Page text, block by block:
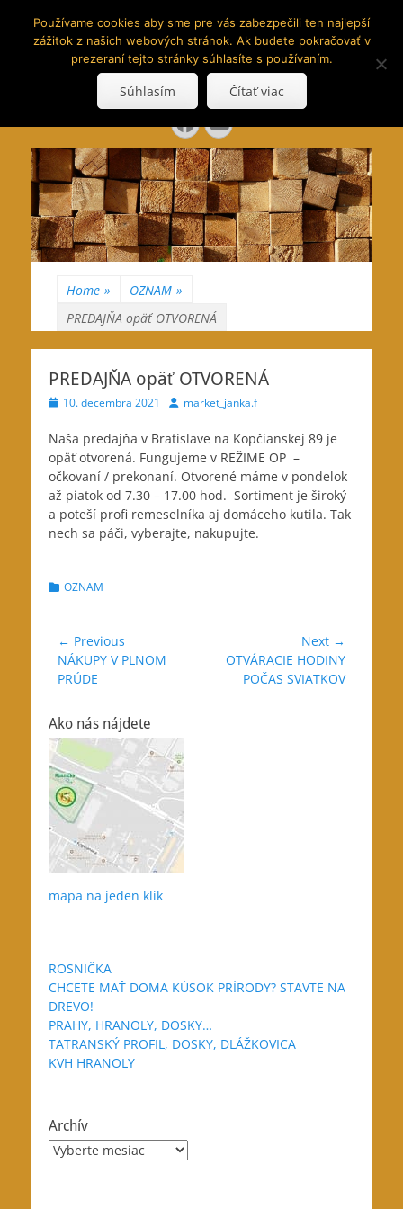
www.hranoly.sk
…kus prírody priamo k Vám
Search
Facebook
YouTube
Home » OZNAM »
PREDAJŇA opäť OTVORENÁ
PREDAJŇA opäť OTVORENÁ
Posted10. decembra 2021 Authormarket_janka.f
Naša predajňa v Bratislave na Kopčianskej 89 je
opäť otvorená. Fungujeme v REŽIME OP –
očkovaní / prekonaní. Otvorené máme v pondelok
až piatok od 7.30 – 17.00 hod. Sortiment je široký
a poteší profi remeselníka aj domáceho kutila. Tak
nech sa páči, vyberajte, nakupujte.
Categories
OZNAM
Navigácia
v
článku
← Previous
Previous
post:
NÁKUPY V PLNOM
PRÚDE
Next →
NextOTVÁRACIE HODINY
POČAS SVIATKOV
Ako nás nájdete
mapa na jeden klik
ROSNIČKA
CHCETE MAŤ DOMA KÚSOK PRÍRODY? STAVTE NA
DREVO!
PRAHY, HRANOLY, DOSKY…
TATRANSKÝ PROFIL, DOSKY, DLÁŽKOVICA
KVH HRANOLY
Archív
Archív
Používame cookies aby sme pre vás zabezpečili ten najlepší
zážitok z našich webových stránok. Ak budete pokračovať v
prezeraní tejto stránky súhlasíte s používaním.
Súhlasím Čítať viac